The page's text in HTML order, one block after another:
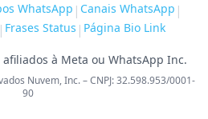
WhatsApp | Canais WhatsApp |
| Frases Status | Página Bio Link
afiliados à Meta ou WhatsApp Inc.
Nuvem, Inc. – CNPJ: 32.598.953/0001-
90